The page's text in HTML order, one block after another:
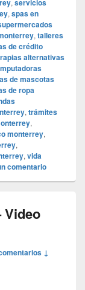
, servicios
, spas en
, talleres
de crédito
alternativas
de mascotas
de ropa
, trámites
,
monterrey,
,
, vida
comentario
Video
↓